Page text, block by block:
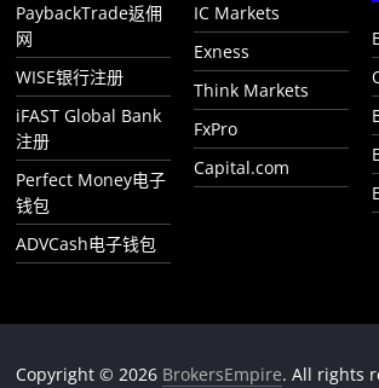
PaybackTrade返佣
网
WISE银行注册
iFAST Global Bank
注册
Perfect Money电子
钱包
ADVCash电子钱包
IC Markets
Exness
Think Markets
FxPro
Capital.com
Copyright © 2026 BrokersEmpire. All rights